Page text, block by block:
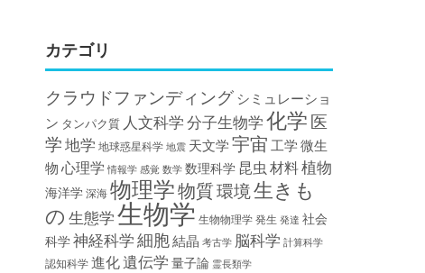
カテゴリ
クラウドファンディングシミュレーショ
ン タンパク質 人文科学分子生物学化学医
学地学 地球惑星科学 地震 天文学 宇宙 工学 微生
物 心理学 情報学 感覚 数学 数理科学 昆虫材料植物
海洋学深海物理学物質環境生きも
の 生態学生物学 生物物理学発生 発達 社会
科学神経科学細胞結晶 考古学 脳科学 計算科学
認知科学進化遺伝学 量子論 霊長類学